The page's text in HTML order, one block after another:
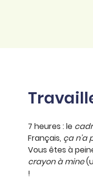
7 heures : le
Français, ça n’a
Vous êtes à
crayon à mine
!